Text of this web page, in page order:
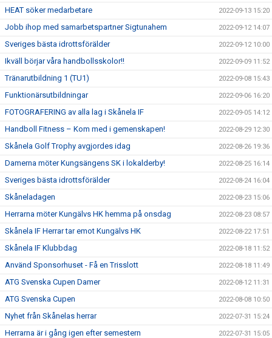
HEAT söker medarbetare 2022-09-13 15:20
Jobb ihop med samarbetspartner Sigtunahem 2022-09-12 14:07
Sveriges bästa idrottsförälder 2022-09-12 10:00
Ikväll börjar våra handbollsskolor!! 2022-09-09 11:52
Tränarutbildning 1 (TU1) 2022-09-08 15:43
Funktionärsutbildningar 2022-09-06 16:20
FOTOGRAFERING av alla lag i Skånela IF 2022-09-05 14:12
Handboll Fitness – Kom med i gemenskapen! 2022-08-29 12:30
Skånela Golf Trophy avgjordes idag 2022-08-26 19:36
Damerna möter Kungsängens SK i lokalderby! 2022-08-25 16:14
Sveriges bästa idrottsförälder 2022-08-24 16:04
Skåneladagen 2022-08-23 15:06
Herrarna möter Kungälvs HK hemma på onsdag 2022-08-23 08:57
Skånela IF Herrar tar emot Kungälvs HK 2022-08-22 17:51
Skånela IF Klubbdag 2022-08-18 11:52
Använd Sponsorhuset - Få en Trisslott 2022-08-18 11:49
ATG Svenska Cupen Damer 2022-08-12 11:31
ATG Svenska Cupen 2022-08-08 10:50
Nyhet från Skånelas herrar 2022-07-31 15:24
Herrarna är i gång igen efter semestern 2022-07-31 15:05